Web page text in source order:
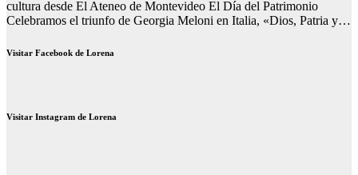
cultura desde El Ateneo de Montevideo El Día del Patrimonio
Celebramos el triunfo de Georgia Meloni en Italia, «Dios, Patria y…
Visitar Facebook de Lorena
Visitar Instagram de Lorena